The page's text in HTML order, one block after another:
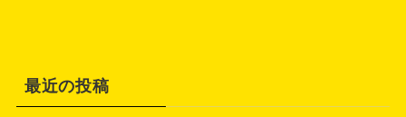
最近の投稿